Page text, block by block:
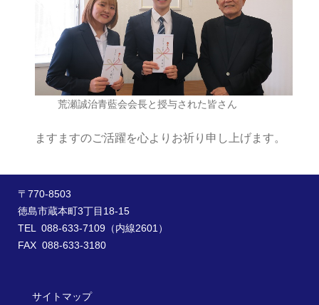
荒瀬誠治青藍会会長と授与された皆さん
ますますのご活躍を心よりお祈り申し上げます。
〒770-8503
徳島市蔵本町3丁目18-15
TEL 088-633-7109（内線2601）
FAX 088-633-3180
サイトマップ